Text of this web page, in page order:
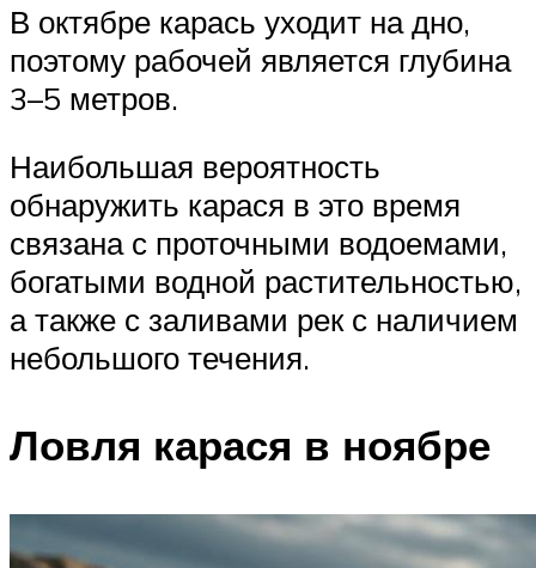
В октябре карась уходит на дно,
поэтому рабочей является глубина
3–5 метров.
Наибольшая вероятность
обнаружить карася в это время
связана с проточными водоемами,
богатыми водной растительностью,
а также с заливами рек с наличием
небольшого течения.
Ловля карася в ноябре